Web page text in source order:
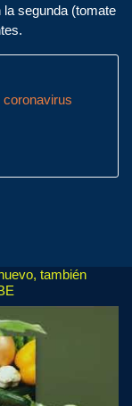
segunda (tomate
también